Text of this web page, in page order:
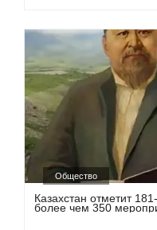
Общество
Казахстан отметит
более чем 350